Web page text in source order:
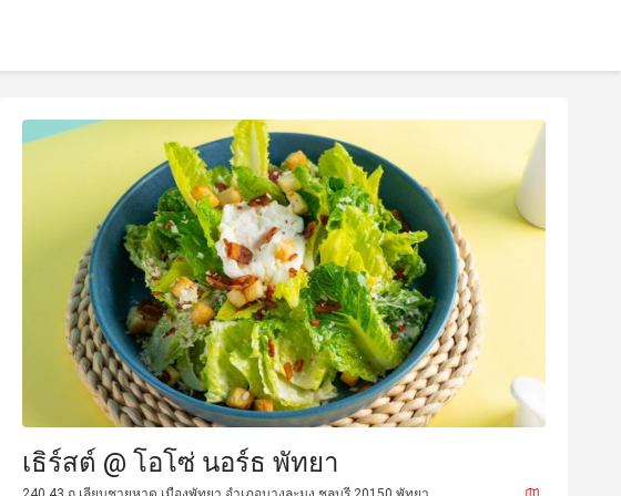
เธิร์สต์ @ โอโซ่ นอร์ธ พัทยา